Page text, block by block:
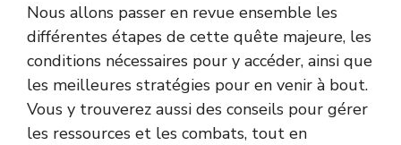
Nous allons passer en revue ensemble les
différentes étapes de cette quête majeure, les
conditions nécessaires pour y accéder, ainsi que
les meilleures stratégies pour en venir à bout.
Vous y trouverez aussi des conseils pour gérer
les ressources et les combats, tout en